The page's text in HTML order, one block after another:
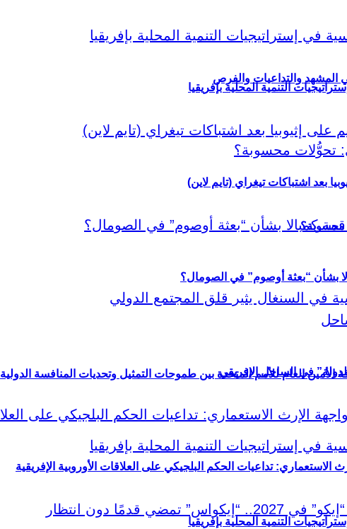
المشهد والتداعيات والفرص
محسوبة؟
العام للأمم المتحدة بين طموحات التمثيل وتحديات المنافسة الدولية
التنمية المحلية بإفريقيا
التنمية المحلية بإفريقيا
بعد اشتباكات تيغراي (تايم لاين)
في الساحل الإفريقي
الاستعماري: تداعيات الحكم البلجيكي على العلاقات الأوروبية الإفريقية